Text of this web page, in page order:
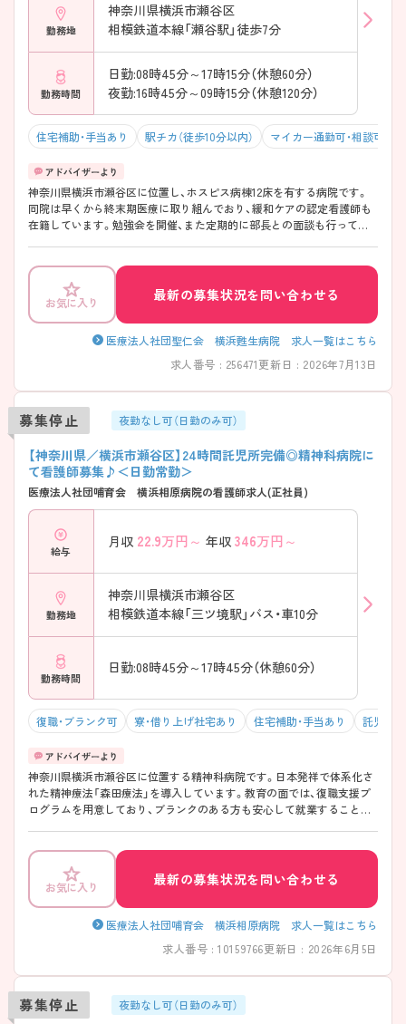
勤務地
神奈川県横浜市瀬谷区
相模鉄道本線「瀬谷駅」徒歩7分
勤務時間
日勤:08時45分～17時15分（休憩60分）
夜勤:16時45分～09時15分（休憩120分）
住宅補助・手当あり 駅チカ（徒歩10分以内） マイカー通勤可・相談可
神奈川県横浜市瀬谷区に位置し、ホスピス病棟12床を有する病院です。
同院は早くから終末期医療に取り組んでおり、緩和ケアの認定看護師も
在籍しています。勉強会を開催、また定期的に部長との面談も行ってお
には、面接対策ポイントなど、さらに詳細をお話しいたしますのでお気軽
にご相談ください。
お気に入り
最新の募集状況を問い合わせる
医療法人社団聖仁会 横浜甦生病院 求人一覧はこちら
求人番号 : 256471更新日 : 2026年7月13日
募集停止 夜勤なし可（日勤のみ可）
【神奈川県／横浜市瀬谷区】24時間託児所完備◎精神科病院に
て看護師募集♪＜日勤常勤＞
医療法人社団哺育会 横浜相原病院の看護師求人(正社員)
給与
月収 22.9万円～ 年収 346万円～
勤務地
神奈川県横浜市瀬谷区
相模鉄道本線「三ツ境駅」バス・車10分
勤務時間
日勤:08時45分～17時45分（休憩60分）
復職・ブランク可 寮・借り上げ社宅あり 住宅補助・手当あり 託児所
神奈川県横浜市瀬谷区に位置する精神科病院です。日本発祥で体系化さ
れた精神療法「森田療法」を導入しています。教育の面では、復職支援プ
ログラムを用意しており、ブランクのある方も安心して就業することが
を完備など福利厚生が充実しています。 ご興味ある方には、面接対策ポ
イントなど、さらに詳細をお話しいたしますのでお気軽にご相談くださ
い。お気に入り 最新の募集状況を問い合わせる
医療法人社団哺育会 横浜相原病院 求人一覧はこちら
求人番号 : 10159766更新日 : 2026年6月5日
募集停止 夜勤なし可（日勤のみ可）